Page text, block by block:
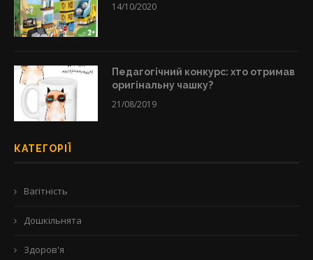
14/10/2020
Педагогічний конкурс: хто отримав
оригінальну чашку?
21/08/2019
КАТЕГОРІЇ
Вагітність
Дошкільнята
Здоров'я